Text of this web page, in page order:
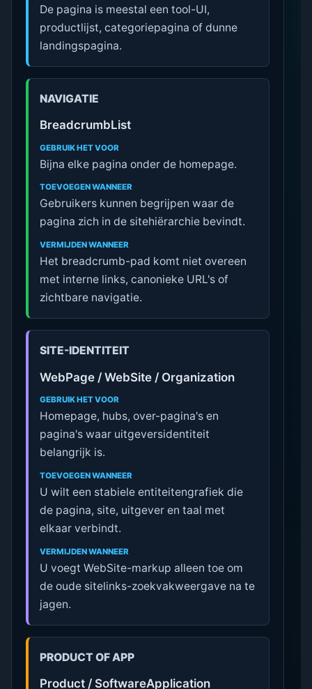
De pagina is meestal een tool-UI,
productlijst, categoriepagina of dunne
landingspagina.
NAVIGATIE
BreadcrumbList
GEBRUIK HET VOOR
Bijna elke pagina onder de homepage.
TOEVOEGEN WANNEER
Gebruikers kunnen begrijpen waar de
pagina zich in de sitehiërarchie bevindt.
VERMIJDEN WANNEER
Het breadcrumb-pad komt niet overeen
met interne links, canonieke URL's of
zichtbare navigatie.
SITE-IDENTITEIT
WebPage / WebSite / Organization
GEBRUIK HET VOOR
Homepage, hubs, over-pagina's en
pagina's waar uitgeversidentiteit
belangrijk is.
TOEVOEGEN WANNEER
U wilt een stabiele entiteitengrafiek die
de pagina, site, uitgever en taal met
elkaar verbindt.
VERMIJDEN WANNEER
U voegt WebSite-markup alleen toe om
de oude sitelinks-zoekvakweergave na te
jagen.
PRODUCT OF APP
Product / SoftwareApplication